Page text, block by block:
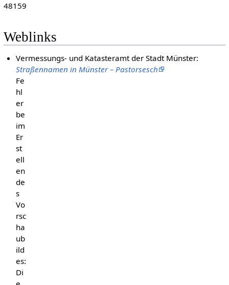
48159
Weblinks
Vermessungs- und Katasteramt der Stadt Münster:
Straßennamen in Münster – Pastorsesch
Fe
hl
er
be
im
Er
st
ell
en
de
s
Vo
rsc
ha
ub
ild
es:
Di